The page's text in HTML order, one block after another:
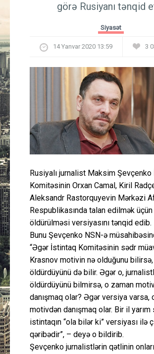
Güney
İdman
Layihə
Peşə
Əlaqə
görə Rusiyanı tənqid
Siyasət
14 Yanvar 2020 13:59 3
Rusiyalı jurnalist Maksim
Komitəsinin Orxan Camal, Kiril
Aleksandr Rastorquyevin Mərkəzi
Respublikasında talan edilmək üçün
öldürülməsi versiyasını tənqid edib.
Bunu Şevçenko NSN-ə
“Əgər İstintaq Komitəsinin sədr
Krasnov motivin nə olduğunu
öldürdüyünü də bilir. Əgər o,
öldürdüyünü bilmirsə, o zaman
danışmaq olar? Əgər versiya varsa,
motivdən danışmaq olar. Bir il yarım
istintaqın “ola bilər ki” versiyası ilə
qəribədir”, – deyə o bildirib.
Şevçenko jurnalistlərin qətlinin